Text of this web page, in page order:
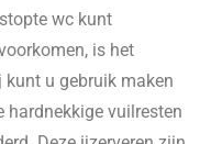
wc kunt
is het
u gebruik maken
hardnekkige vuilresten